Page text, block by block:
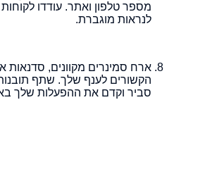
מספר טלפון ואתר. עודדו
לנראות מוגברת.
ארח סמינרים מקוונים, סדנאות
הקשורים לענף שלך. שתף
סביר וקדם את ההפעלות שלך